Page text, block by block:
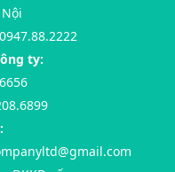
0947.88.2222
ty: